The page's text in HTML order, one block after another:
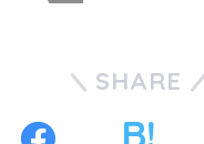
SHARE